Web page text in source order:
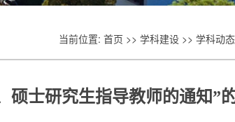
当前位置: 首页 >> 学科建设 >> 学科动态
硕士研究生指导教师的通知”